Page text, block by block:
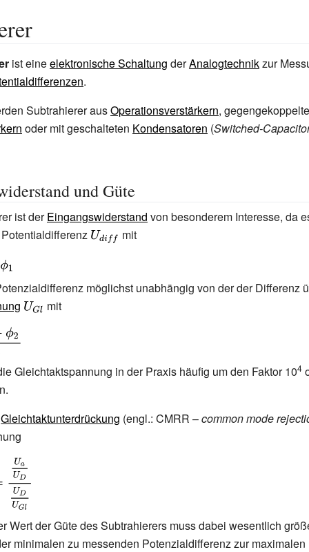
ist eineelektronische Schaltung derAnalogtechnikzur
.
Subtrahierer ausOperationsverstärkern,
oder mit geschalteten Kondensatoren (Switched-
und Güte
ist derEingangswiderstand von besonderem Interesse, da
{\displaystyle
mit
möglichst unabhängig von der der Differenz
{\displaystyle
mit
Gleichtaktspannung in der Praxis häufig um den Faktor 104
Gleichtaktunterdrückung (engl.: CMRR –common mode
Wert der Güte des Subtrahierers muss dabei wesentlich
minimalen zu messenden Potenzialdifferenz zur maximalen